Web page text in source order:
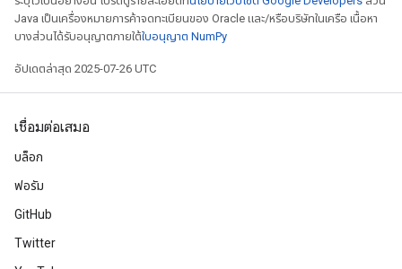
Java เป็นเครื่องหมายการค้าจดทะเบียนของ Oracle และ/หรือบริษัทในเครือ เนื้อหา
บางส่วนได้รับอนุญาตภายใต้ใบอนุญาต NumPy
อัปเดตล่าสุด 2025-07-26 UTC
เชื่อมต่อเสมอ
บล็อก
ฟอรัม
GitHub
Twitter